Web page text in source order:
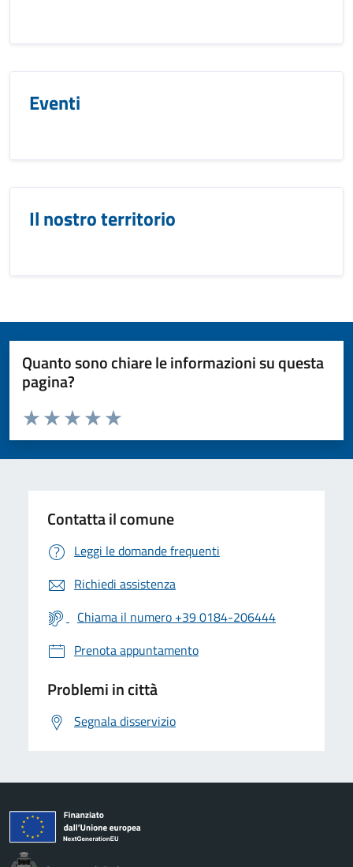
Eventi
Il nostro territorio
Quanto sono chiare le informazioni su questa
pagina?
Valuta da 1 a 5 stelle la pagina
Valuta 5 stelle su 5
Valuta 4 stelle su 5
Valuta 3 stelle su 5
Valuta 2 stelle su 5
Valuta 1 stelle su 5
Contatta il comune
Leggi le domande frequenti
Richiedi assistenza
Chiama il numero +39 0184-206444
Prenota appuntamento
Problemi in città
Segnala disservizio